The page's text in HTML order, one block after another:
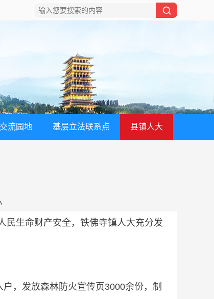
交流园地 基层立法联系点 县镇人大
生命财产安全，铁佛寺镇人大充分发
，发放森林防火宣传页3000余份，制